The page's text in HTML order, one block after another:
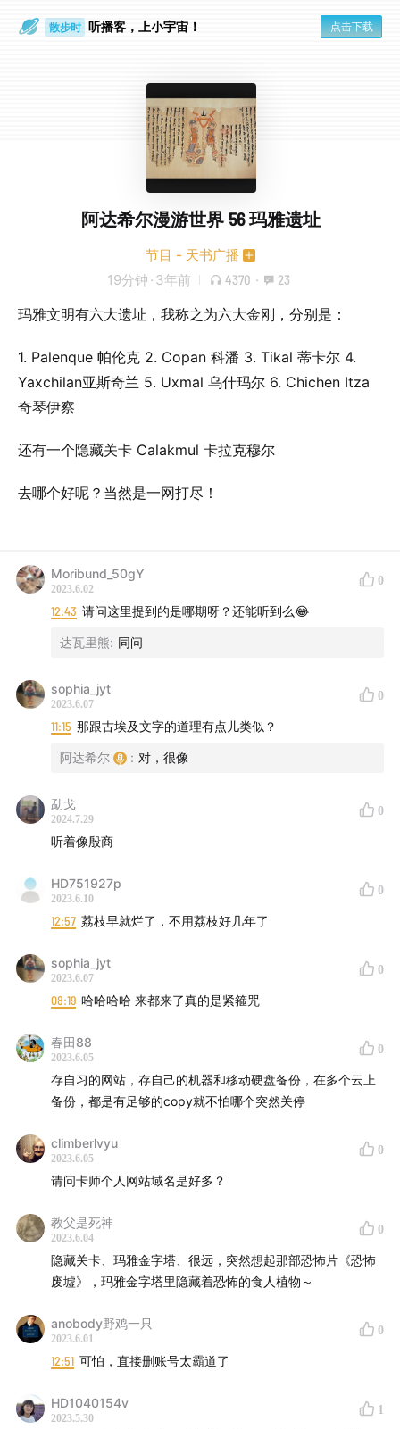
散步时 听播客，上小宇宙！ 点击下载
阿达希尔漫游世界 56 玛雅遗址
节目 - 天书广播
19分钟 · 3年前 4370 · 23
玛雅文明有六大遗址，我称之为六大金刚，分别是：
1. Palenque 帕伦克 2. Copan 科潘 3. Tikal 蒂卡尔 4.
Yaxchilan亚斯奇兰 5. Uxmal 乌什玛尔 6. Chichen Itza
奇琴伊察
还有一个隐藏关卡 Calakmul 卡拉克穆尔
去哪个好呢？当然是一网打尽！
Moribund_50gY
2023.6.02
0
12:43 请问这里提到的是哪期呀？还能听到么😂
达瓦里熊: 同问
sophia_jyt
2023.6.07
0
11:15 那跟古埃及文字的道理有点儿类似？
阿达希尔 : 对，很像
勐戈
2024.7.29
0
听着像殷商
HD751927p
2023.6.10
0
12:57 荔枝早就烂了，不用荔枝好几年了
sophia_jyt
2023.6.07
0
08:19 哈哈哈哈 来都来了真的是紧箍咒
春田88
2023.6.05
0
存自习的网站，存自己的机器和移动硬盘备份，在多个云上
备份，都是有足够的copy就不怕哪个突然关停
climberlvyu
2023.6.05
0
请问卡师个人网站域名是好多？
教父是死神
2023.6.04
0
隐藏关卡、玛雅金字塔、很远，突然想起那部恐怖片《恐怖
废墟》，玛雅金字塔里隐藏着恐怖的食人植物～
anobody野鸡一只
2023.6.01
0
12:51 可怕，直接删账号太霸道了
HD1040154v
2023.5.30
1